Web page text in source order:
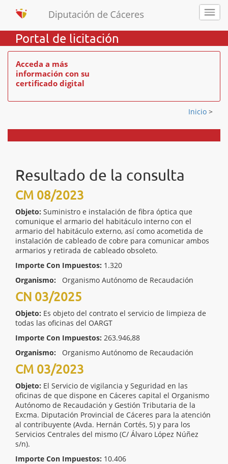
Portal de licitación
Acceda a más
información con su
certificado digital
Inicio >
Resultado de la consulta
CM 08/2023
Objeto: Suministro e instalación de fibra óptica que
comunique el armario del habitáculo interno con el
armario del habitáculo externo, así como acometida de
instalación de cableado de cobre para comunicar ambos
armarios y retirada de cableado obsoleto.
Importe Con Impuestos: 1.320
Organismo:
Organismo Autónomo de Recaudación
CN 03/2025
Objeto: Es objeto del contrato el servicio de limpieza de
todas las oficinas del OARGT
Importe Con Impuestos: 263.946,88
Organismo:
Organismo Autónomo de Recaudación
CM 03/2023
Objeto: El Servicio de vigilancia y Seguridad en las
oficinas de que dispone en Cáceres capital el Organismo
Autónomo de Recaudación y Gestión Tributaria de la
Excma. Diputación Provincial de Cáceres para la atención
al contribuyente (Avda. Hernán Cortés, 5) y para los
Servicios Centrales del mismo (C/ Álvaro López Núñez
s/n).
Importe Con Impuestos: 10.406